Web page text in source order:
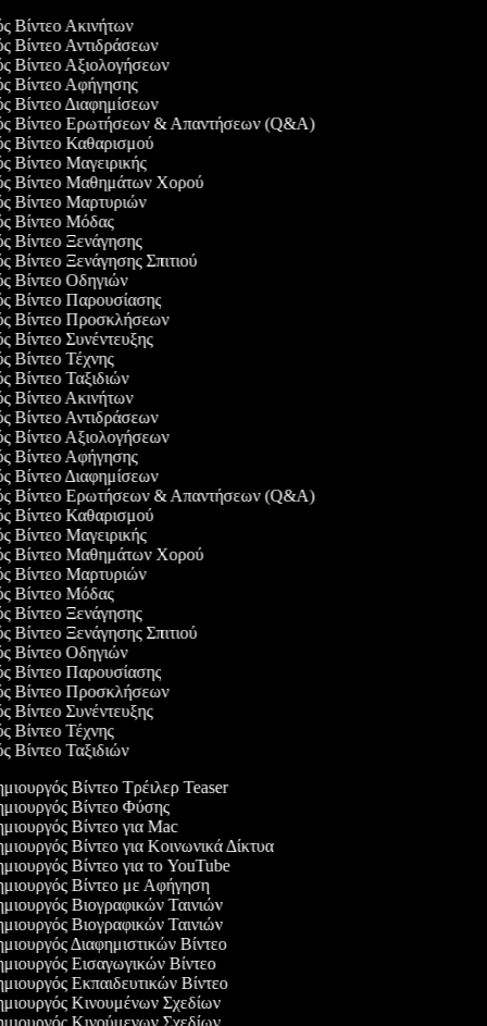
Βίντεο Ακινήτων
Βίντεο Αντιδράσεων
Βίντεο Αξιολογήσεων
Βίντεο Αφήγησης
Βίντεο Διαφημίσεων
Βίντεο Ερωτήσεων & Απαντήσεων (Q&A)
Βίντεο Καθαρισμού
Βίντεο Μαγειρικής
Βίντεο Μαθημάτων Χορού
Βίντεο Μαρτυριών
Βίντεο Μόδας
Βίντεο Ξενάγησης
Βίντεο Ξενάγησης Σπιτιού
Βίντεο Οδηγιών
Βίντεο Παρουσίασης
Βίντεο Προσκλήσεων
Βίντεο Συνέντευξης
Βίντεο Τέχνης
Βίντεο Ταξιδιών
Βίντεο Ακινήτων
Βίντεο Αντιδράσεων
Βίντεο Αξιολογήσεων
Βίντεο Αφήγησης
Βίντεο Διαφημίσεων
Βίντεο Ερωτήσεων & Απαντήσεων (Q&A)
Βίντεο Καθαρισμού
Βίντεο Μαγειρικής
Βίντεο Μαθημάτων Χορού
Βίντεο Μαρτυριών
Βίντεο Μόδας
Βίντεο Ξενάγησης
Βίντεο Ξενάγησης Σπιτιού
Βίντεο Οδηγιών
Βίντεο Παρουσίασης
Βίντεο Προσκλήσεων
Βίντεο Συνέντευξης
Βίντεο Τέχνης
Βίντεο Ταξιδιών
Βίντεο Τρέιλερ Teaser
Βίντεο Φύσης
Βίντεο για Mac
Βίντεο για Κοινωνικά Δίκτυα
Βίντεο για το YouTube
Βίντεο με Αφήγηση
Βιογραφικών Ταινιών
Βιογραφικών Ταινιών
Διαφημιστικών Βίντεο
Εισαγωγικών Βίντεο
Εκπαιδευτικών Βίντεο
Κινουμένων Σχεδίων